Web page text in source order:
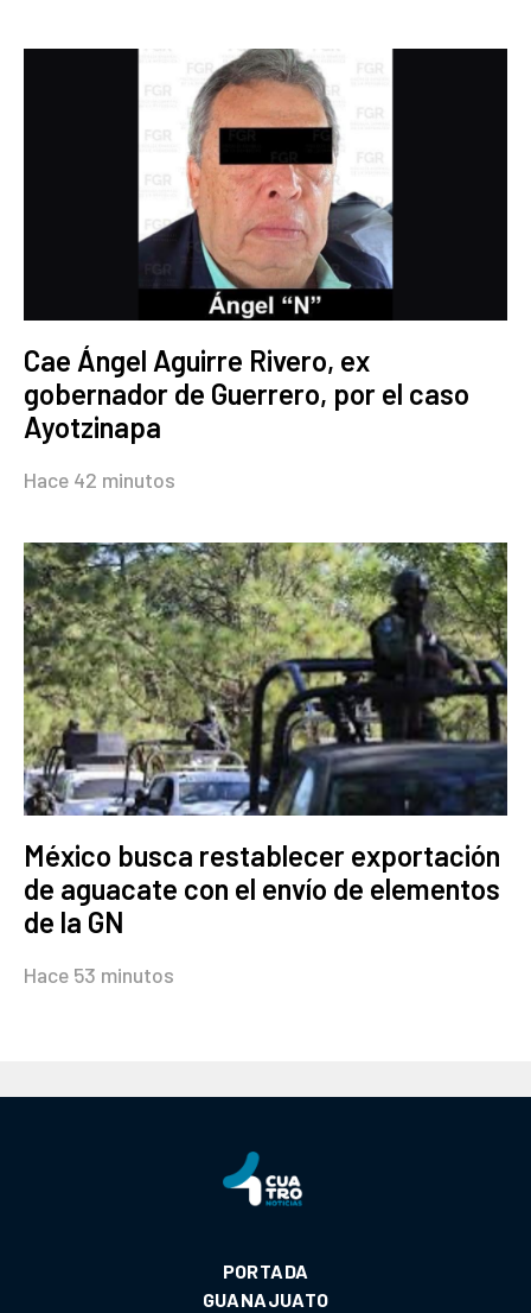
Cae Ángel Aguirre Rivero, ex
gobernador de Guerrero, por el caso
Ayotzinapa
Hace 42 minutos
México busca restablecer exportación
de aguacate con el envío de elementos
de la GN
Hace 53 minutos
PORTADA
GUANAJUATO